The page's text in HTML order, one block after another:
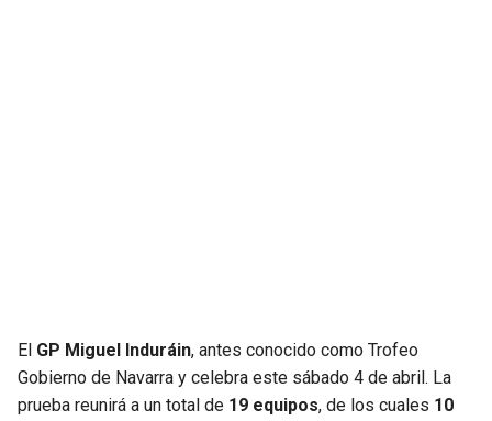
BEARS
SPURS
El GP Miguel Induráin, antes conocido como Trofeo
Gobierno de Navarra y celebra este sábado 4 de abril. La
prueba reunirá a un total de 19 equipos, de los cuales 10